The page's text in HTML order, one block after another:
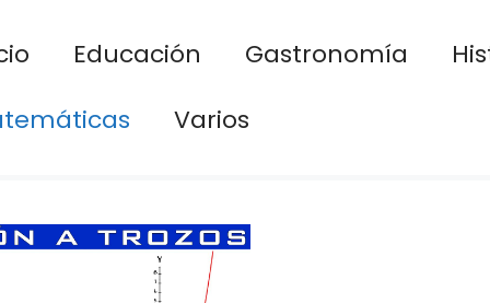
Educación Gastronomía
Varios